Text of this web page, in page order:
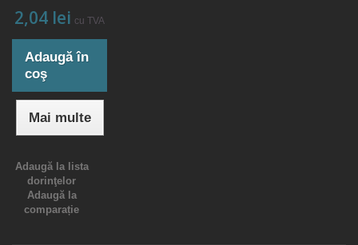
2,04 lei cu TVA
Adaugă în
coş
Mai multe
Adaugă la lista
dorinţelor
Adaugă la
comparație